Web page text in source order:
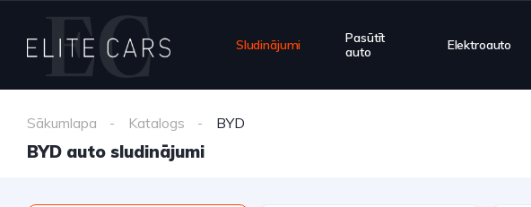
Sludinājumi
Pasūtīt
auto
Elektroauto
Sākumlapa Katalogs BYD
BYD auto sludinājumi